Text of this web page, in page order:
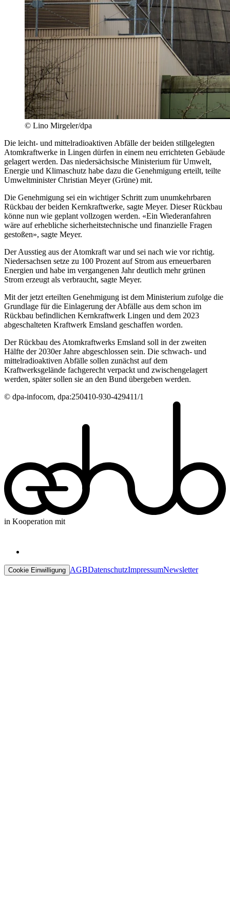
© Lino Mirgeler/dpa
Die leicht- und mittelradioaktiven Abfälle der beiden stillgelegten
Atomkraftwerke in Lingen dürfen in einem neu errichteten Gebäude
gelagert werden. Das niedersächsische Ministerium für Umwelt,
Energie und Klimaschutz habe dazu die Genehmigung erteilt, teilte
Umweltminister Christian Meyer (Grüne) mit.
Die Genehmigung sei ein wichtiger Schritt zum unumkehrbaren
Rückbau der beiden Kernkraftwerke, sagte Meyer. Dieser Rückbau
könne nun wie geplant vollzogen werden. «Ein Wiederanfahren
wäre auf erhebliche sicherheitstechnische und finanzielle Fragen
gestoßen», sagte Meyer.
Der Ausstieg aus der Atomkraft war und sei nach wie vor richtig.
Niedersachsen setze zu 100 Prozent auf Strom aus erneuerbaren
Energien und habe im vergangenen Jahr deutlich mehr grünen
Strom erzeugt als verbraucht, sagte Meyer.
Mit der jetzt erteilten Genehmigung ist dem Ministerium zufolge die
Grundlage für die Einlagerung der Abfälle aus dem schon im
Rückbau befindlichen Kernkraftwerk Lingen und dem 2023
abgeschalteten Kraftwerk Emsland geschaffen worden.
Der Rückbau des Atomkraftwerks Emsland soll in der zweiten
Hälfte der 2030er Jahre abgeschlossen sein. Die schwach- und
mittelradioaktiven Abfälle sollen zunächst auf dem
Kraftwerksgelände fachgerecht verpackt und zwischengelagert
werden, später sollen sie an den Bund übergeben werden.
© dpa-infocom, dpa:250410-930-429411/1
in Kooperation mit
Cookie Einwilligung AGBDatenschutzImpressumNewsletter